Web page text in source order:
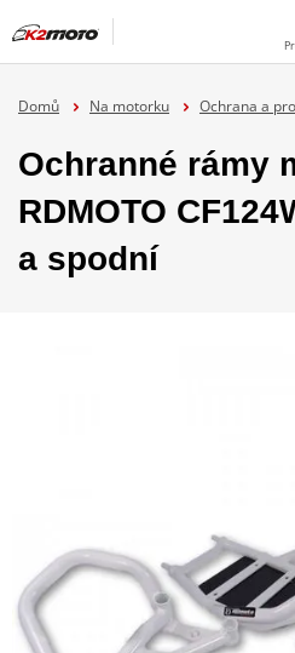
Domů Na motorku Ochrana a
Ochranné rámy
RDMOTO
a spodní